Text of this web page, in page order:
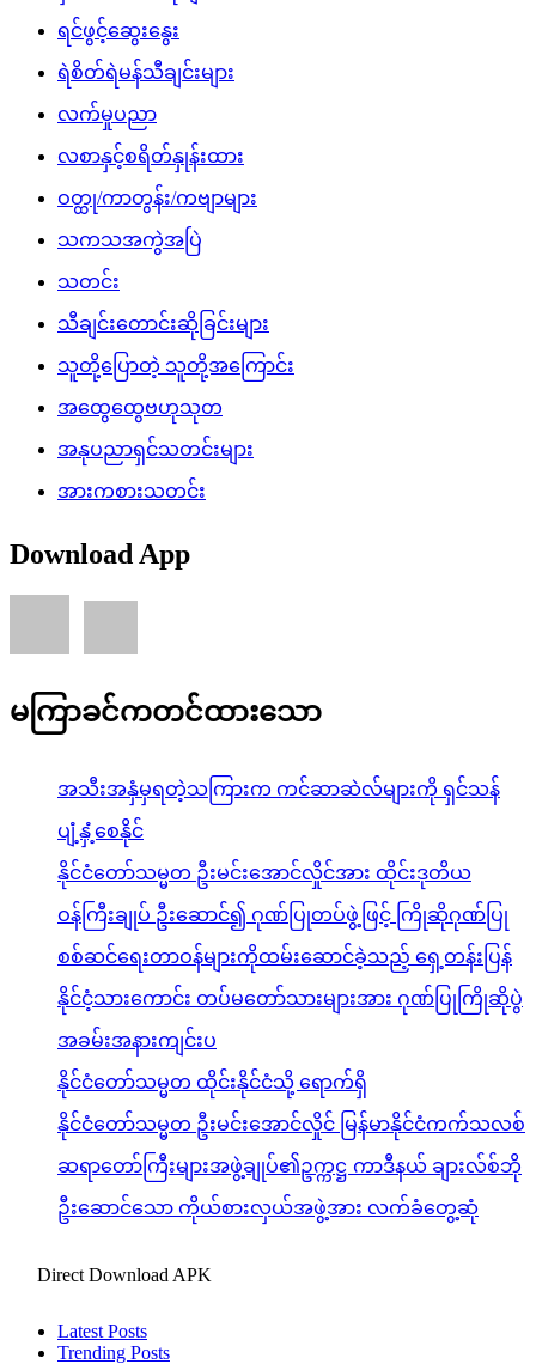
ရင်ဖွင့်ဆွေးနွေး
ရဲစိတ်ရဲမန်သီချင်းများ
လက်မှုပညာ
လစာနှင့်စရိတ်နှုန်းထား
ဝတ္ထု/ကာတွန်း/ကဗျာများ
သကသအကွဲအပြဲ
သတင်း
သီချင်းတောင်းဆိုခြင်းများ
သူတို့ပြောတဲ့ သူတို့အကြောင်း
အထွေထွေဗဟုသုတ
အနုပညာရှင်သတင်းများ
အားကစားသတင်း
Download App
မကြာခင်ကတင်ထားသော
အသီးအနှံမှရတဲ့သကြားက ကင်ဆာဆဲလ်များကို ရှင်သန်
ပျံ့နှံ့စေနိုင်
နိုင်ငံတော်သမ္မတ ဦးမင်းအောင်လှိုင်အား ထိုင်းဒုတိယ
ဝန်ကြီးချုပ် ဦးဆောင်၍ ဂုဏ်ပြုတပ်ဖွဲ့ဖြင့် ကြိုဆိုဂုဏ်ပြု
စစ်ဆင်ရေးတာဝန်များကိုထမ်းဆောင်ခဲ့သည့် ရှေ့တန်းပြန်
နိုင်ငံ့သားကောင်း တပ်မတော်သားများအား ဂုဏ်ပြုကြိုဆိုပွဲ
အခမ်းအနားကျင်းပ
နိုင်ငံတော်သမ္မတ ထိုင်းနိုင်ငံသို့ ရောက်ရှိ
နိုင်ငံတော်သမ္မတ ဦးမင်းအောင်လှိုင် မြန်မာနိုင်ငံကက်သလစ်
ဆရာတော်ကြီးများအဖွဲ့ချုပ်၏ဥက္ကဋ္ဌ ကာဒီနယ် ချားလ်စ်ဘို
ဦးဆောင်သော ကိုယ်စားလှယ်အဖွဲ့အား လက်ခံတွေ့ဆုံ
Direct Download APK
Latest Posts
Trending Posts